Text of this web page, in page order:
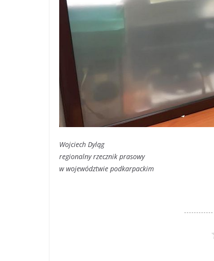
Wojciech Dyląg
regionalny rzecznik prasowy
w województwie podkarpackim